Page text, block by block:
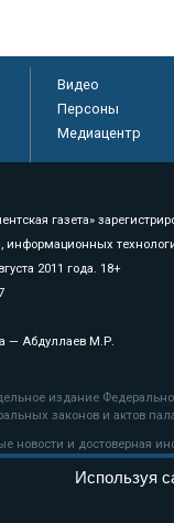
Видео
Персоны
Медиацентр
газета»
информационных
2011 года. 18+
— Абдуллаев М.Р.
издание
законов и актов
новости и достоверная
обязательна.
технологии
Используя